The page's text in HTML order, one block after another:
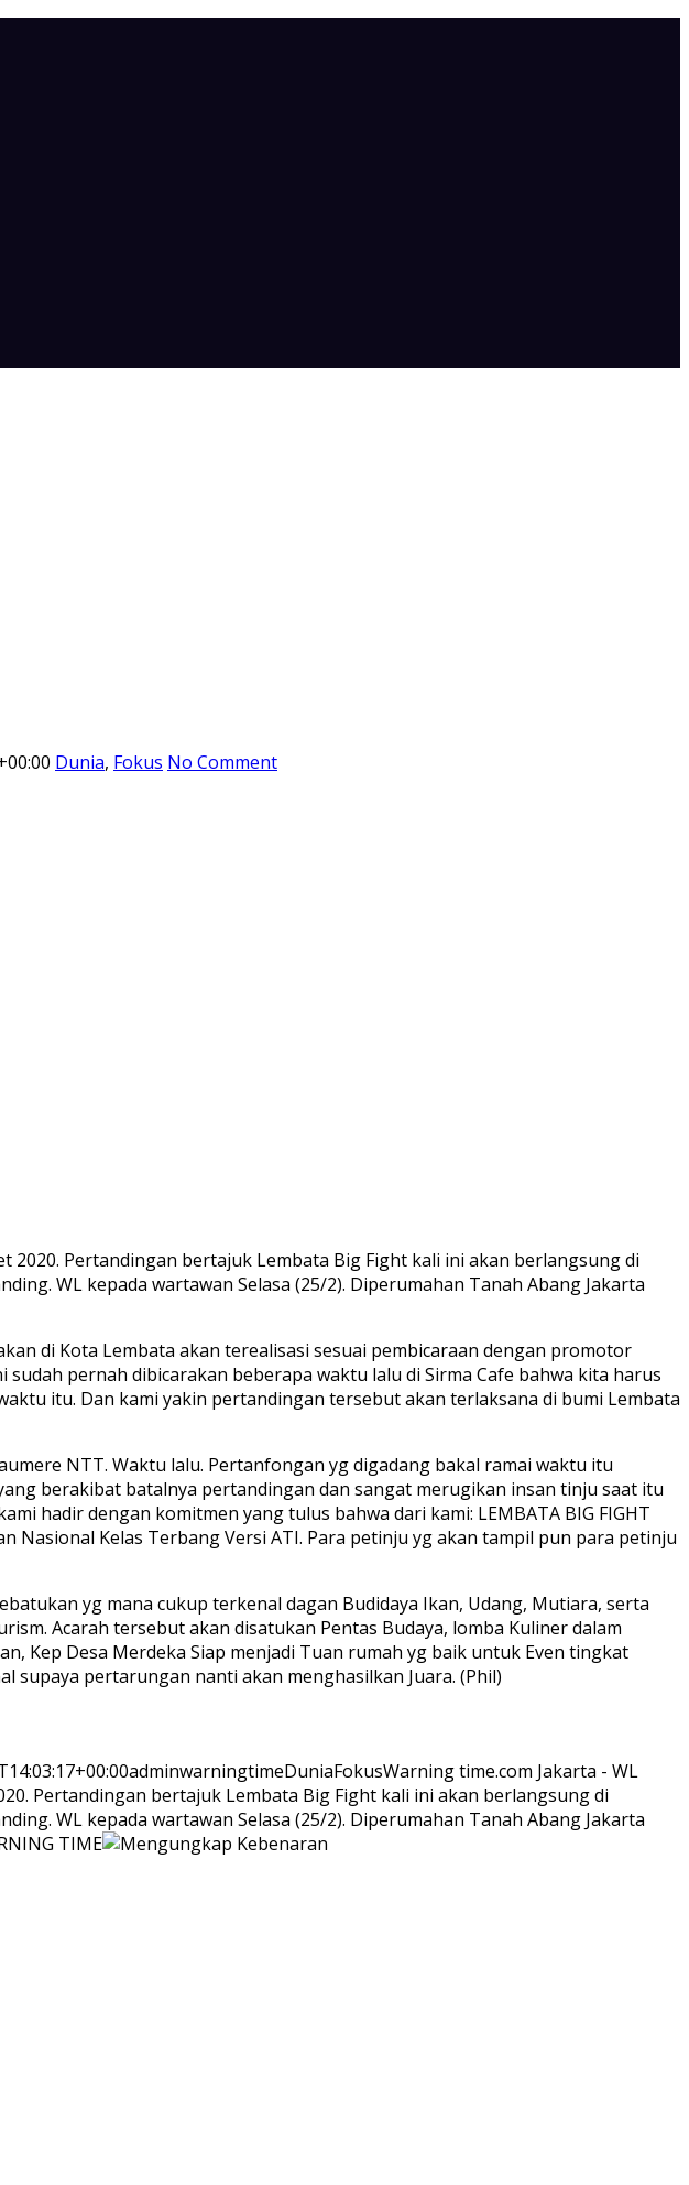
Dunia, Fokus No Comment
Pertandingan bertajuk Lembata Big Fight kali ini akan berlangsung di
WL kepada wartawan Selasa (25/2). Diperumahan Tanah Abang Jakarta
di Kota Lembata akan terealisasi sesuai pembicaraan dengan promotor
pernah dibicarakan beberapa waktu lalu di Sirma Cafe bahwa kita harus
itu. Dan kami yakin pertandingan tersebut akan terlaksana di bumi Lembata
NTT. Waktu lalu. Pertanfongan yg digadang bakal ramai waktu itu
berakibat batalnya pertandingan dan sangat merugikan insan tinju saat itu
hadir dengan komitmen yang tulus bahwa dari kami: LEMBATA BIG FIGHT
Nasional Kelas Terbang Versi ATI. Para petinju yg akan tampil pun para petinju
yg mana cukup terkenal dagan Budidaya Ikan, Udang, Mutiara, serta
Acarah tersebut akan disatukan Pentas Budaya, lomba Kuliner dalam
Kep Desa Merdeka Siap menjadi Tuan rumah yg baik untuk Even tingkat
supaya pertarungan nanti akan menghasilkan Juara. (Phil)
adminwarningtimeDuniaFokusWarning time.com Jakarta - WL
Pertandingan bertajuk Lembata Big Fight kali ini akan berlangsung di
WL kepada wartawan Selasa (25/2). Diperumahan Tanah Abang Jakarta
TIME